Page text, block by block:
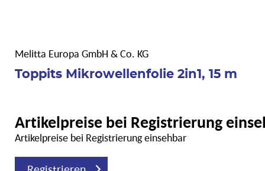
Melitta Europa GmbH & Co. KG
Toppits Mikrowellenfolie 2in1, 15 m
Artikelpreise bei Registrierung
Artikelpreise bei Registrierung einsehbar